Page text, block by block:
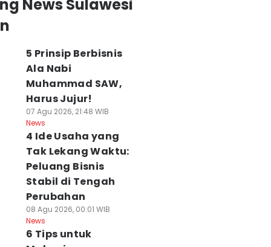
News Sulawesi
5 Prinsip Berbisnis
Ala Nabi
Muhammad SAW,
Harus Jujur!
07 Agu 2026, 21:48 WIB
News
4 Ide Usaha yang
Tak Lekang Waktu:
Peluang Bisnis
Stabil di Tengah
Perubahan
08 Agu 2026, 00:01 WIB
News
6 Tips untuk